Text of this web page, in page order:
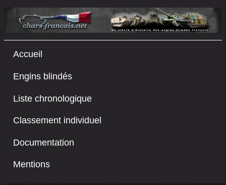
Accueil
Engins blindés
Liste chronologique
Classement individuel
Documentation
Mentions